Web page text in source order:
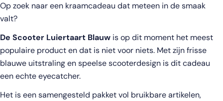
Op zoek naar een kraamcadeau dat meteen in de smaak
valt?
De Scooter Luiertaart Blauw is op dit moment het meest
populaire product en dat is niet voor niets. Met zijn frisse
blauwe uitstraling en speelse scooterdesign is dit cadeau
een echte eyecatcher.
Het is een samengesteld pakket vol bruikbare artikelen,